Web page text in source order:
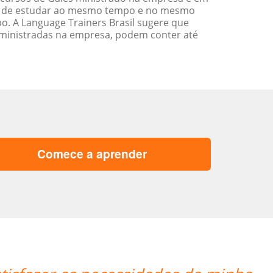
estudar ao mesmo tempo e no mesmo
A Language Trainers Brasil sugere que
na empresa, podem conter até
Comece a aprender